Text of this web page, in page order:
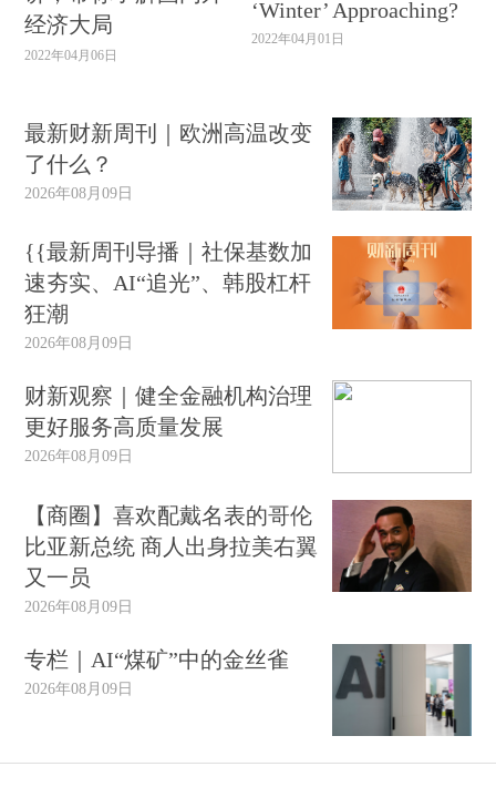
经济大局
2022年04月06日
‘Winter’ Approaching?
2022年04月01日
最新财新周刊｜欧洲高温改变
了什么？
2026年08月09日
{{最新周刊导播｜社保基数加
速夯实、AI“追光”、韩股杠杆
狂潮
2026年08月09日
财新观察｜健全金融机构治理
更好服务高质量发展
2026年08月09日
【商圈】喜欢配戴名表的哥伦
比亚新总统 商人出身拉美右翼
又一员
2026年08月09日
专栏｜AI“煤矿”中的金丝雀
2026年08月09日